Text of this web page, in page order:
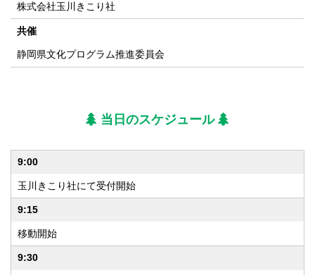
株式会社玉川きこり社
共催
静岡県文化プログラム推進委員会
当日のスケジュール
9:00
玉川きこり社にて受付開始
9:15
移動開始
9:30